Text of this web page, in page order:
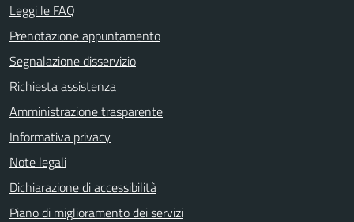
Leggi le FAQ
Prenotazione appuntamento
Segnalazione disservizio
Richiesta assistenza
Amministrazione trasparente
Informativa privacy
Note legali
Dichiarazione di accessibilità
Piano di miglioramento dei servizi